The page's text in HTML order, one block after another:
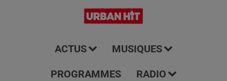
ACTUS MUSIQUES
PROGRAMMES RADIO